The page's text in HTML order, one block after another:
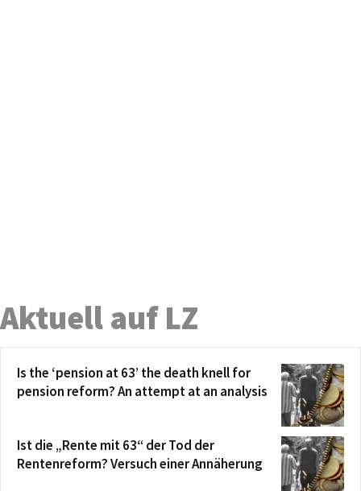
Aktuell auf LZ
Is the ‘pension at 63’ the death knell for
pension reform? An attempt at an analysis
Ist die „Rente mit 63“ der Tod der
Rentenreform? Versuch einer Annäherung